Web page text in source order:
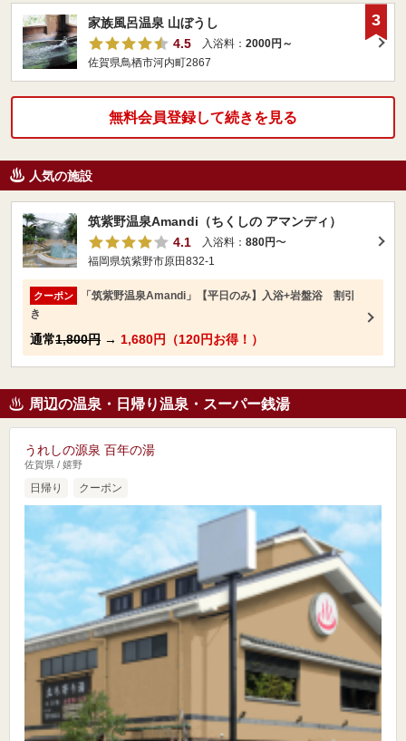
家族風呂温泉 山ぼうし
4.5
入浴料： 2000円～
佐賀県鳥栖市河内町2867
3
無料会員登録して続きを見る
人気の施設
筑紫野温泉Amandi（ちくしの アマンディ）
4.1
入浴料： 880円〜
福岡県筑紫野市原田832-1
クーポン
「筑紫野温泉Amandi」【平日のみ】入浴+岩盤浴 割引
き
通常1,800円 → 1,680円（120円お得！）
周辺の温泉・日帰り温泉・スーパー銭湯
うれしの源泉 百年の湯
佐賀県 / 嬉野
日帰り クーポン